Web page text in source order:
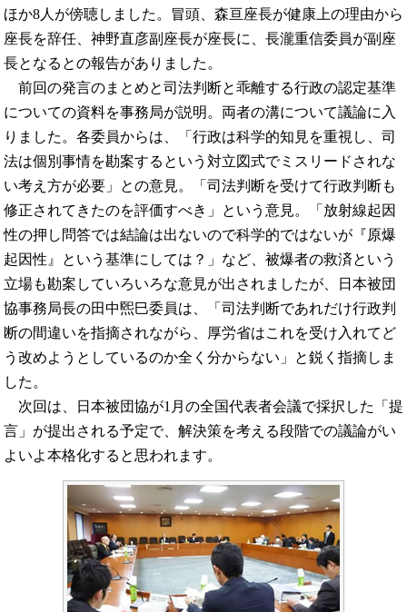
ほか8人が傍聴しました。冒頭、森亘座長が健康上の理由から
座長を辞任、神野直彦副座長が座長に、長瀧重信委員が副座
長となるとの報告がありました。
前回の発言のまとめと司法判断と乖離する行政の認定基準
についての資料を事務局が説明。両者の溝について議論に入
りました。各委員からは、「行政は科学的知見を重視し、司
法は個別事情を勘案するという対立図式でミスリードされな
い考え方が必要」との意見。「司法判断を受けて行政判断も
修正されてきたのを評価すべき」という意見。「放射線起因
性の押し問答では結論は出ないので科学的ではないが『原爆
起因性』という基準にしては？」など、被爆者の救済という
立場も勘案していろいろな意見が出されましたが、日本被団
協事務局長の田中煕巳委員は、「司法判断であれだけ行政判
断の間違いを指摘されながら、厚労省はこれを受け入れてど
う改めようとしているのか全く分からない」と鋭く指摘しま
した。
次回は、日本被団協が1月の全国代表者会議で採択した「提
言」が提出される予定で、解決策を考える段階での議論がい
よいよ本格化すると思われます。